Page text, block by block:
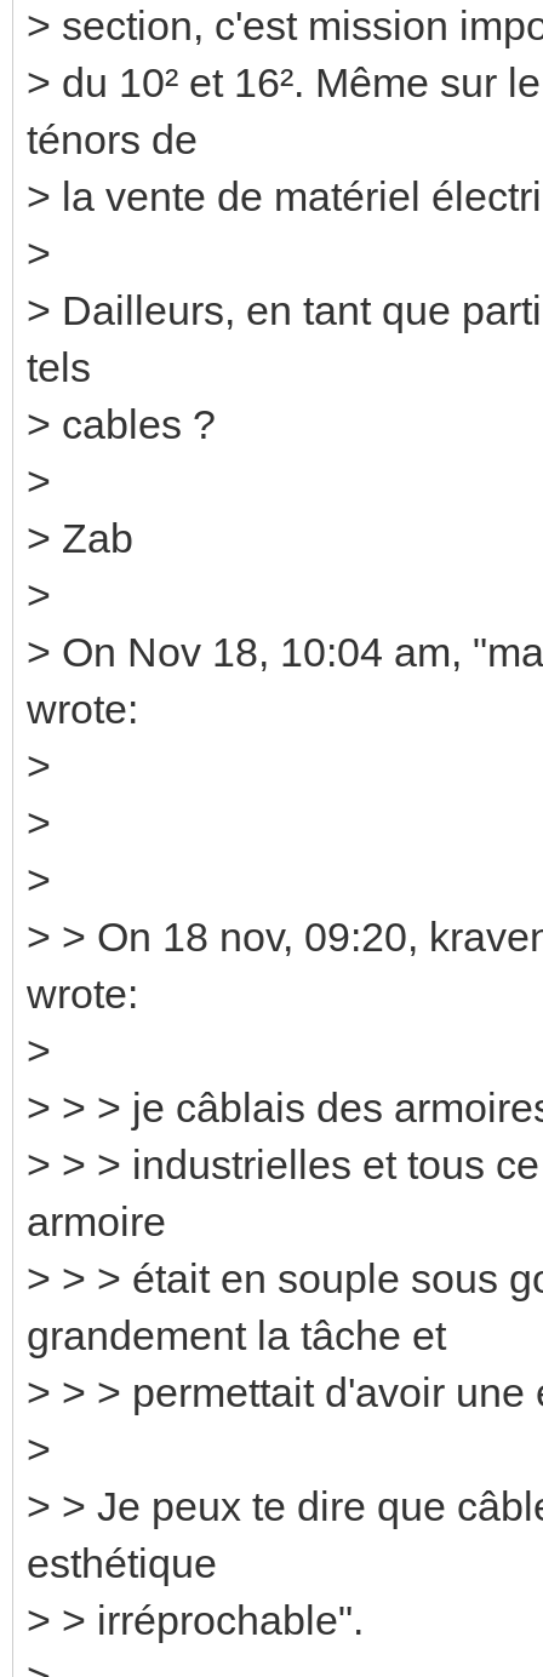
> section, c'est mission
> du 10² et 16². Même sur
ténors de
> la vente de matériel
>
> Dailleurs, en tant que
tels
> cables ?
>
> Zab
>
> On Nov 18, 10:04 am,
wrote:
>
>
>
> > On 18 nov, 09:20,
wrote:
>
> > > je câblais des
> > > industrielles et tous
armoire
> > > était en souple sous
grandement la tâche et
> > > permettait d'avoir
>
> > Je peux te dire que
esthétique
> > irréprochable".